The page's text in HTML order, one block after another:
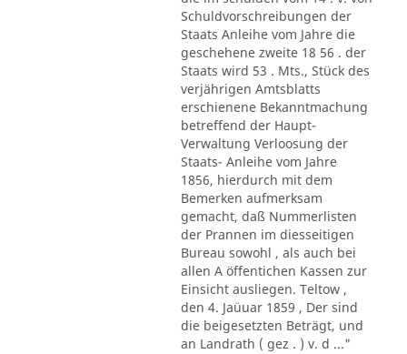
Schuldvorschreibungen der
Staats Anleihe vom Jahre die
geschehene zweite 18 56 . der
Staats wird 53 . Mts., Stück des
verjährigen Amtsblatts
erschienene Bekanntmachung
betreffend der Haupt-
Verwaltung Verloosung der
Staats- Anleihe vom Jahre
1856, hierdurch mit dem
Bemerken aufmerksam
gemacht, daß Nummerlisten
der Prannen im diesseitigen
Bureau sowohl , als auch bei
allen A öffentichen Kassen zur
Einsicht ausliegen. Teltow ,
den 4. Jaüuar 1859 , Der sind
die beigesetzten Beträgt, und
an Landrath ( gez . ) v. d ..."